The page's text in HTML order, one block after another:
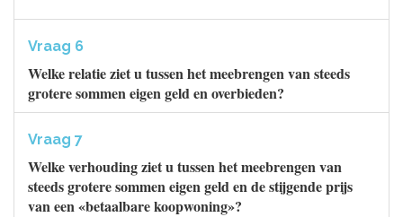
Vraag 6
Welke relatie ziet u tussen het meebrengen van steeds
grotere sommen eigen geld en overbieden?
Vraag 7
Welke verhouding ziet u tussen het meebrengen van
steeds grotere sommen eigen geld en de stijgende prijs
van een «betaalbare koopwoning»?